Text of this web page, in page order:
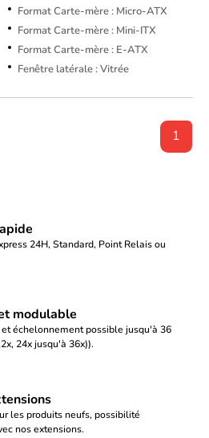
Format Carte-mère : Micro-ATX
Format Carte-mère : Mini-ITX
Format Carte-mère : E-ATX
Fenêtre latérale : Vitrée
1
24H, Standard, Point Relais ou
modulable
échelonnement possible jusqu'à 36
24x jusqu'à 36x)).
les produits neufs, possibilité
nos extensions.